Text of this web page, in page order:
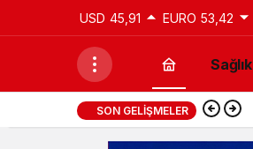
USD 45,91 EURO 53,42
Sağlık
SON GELIŞMELER